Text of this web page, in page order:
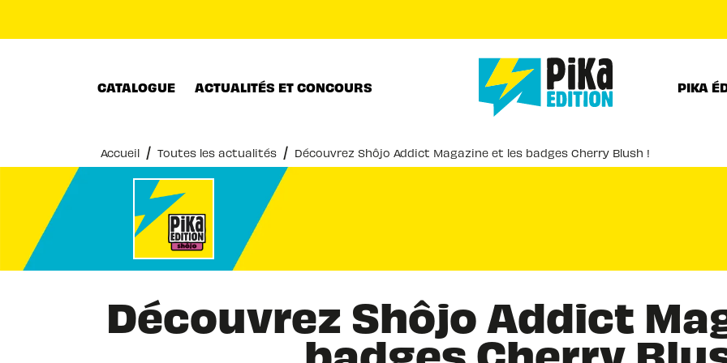
CATALOGUE ACTUALITÉS ET CONCOURS PIKA
Accueil / Toutes les actualités / Découvrez Shôjo Addict Magazine et les badges Cherry Blush !
Découvrez Shôjo Addict